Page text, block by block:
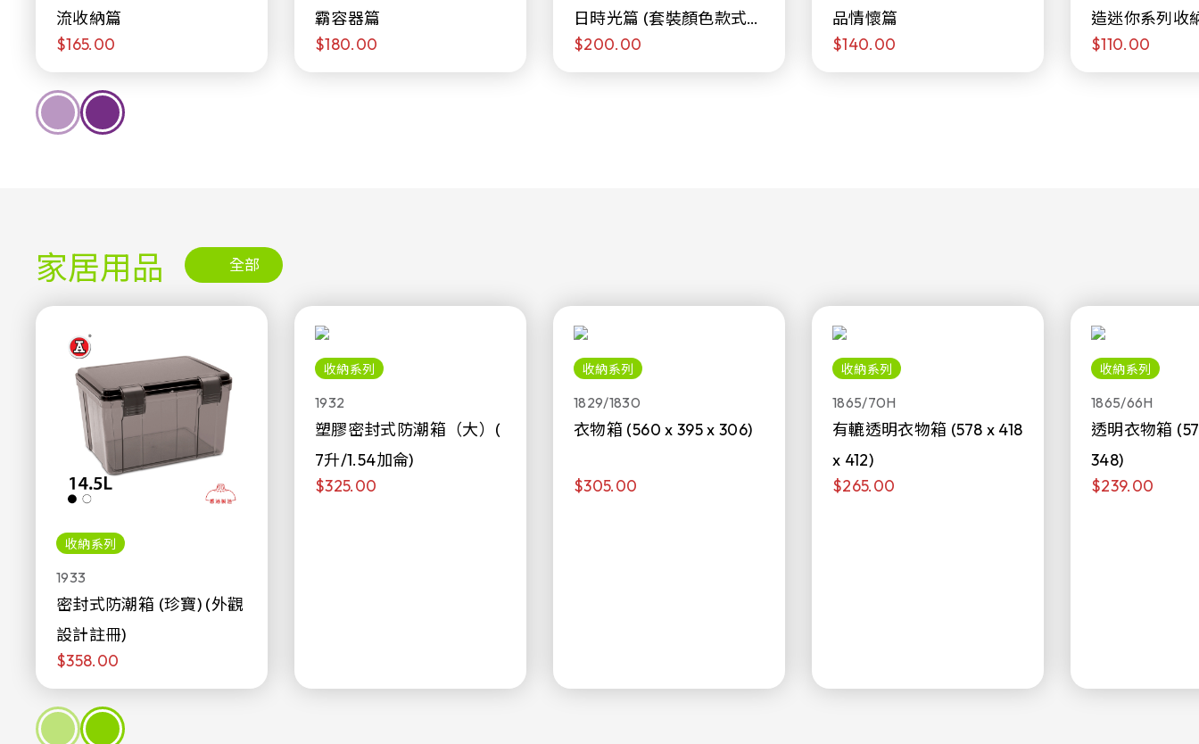
流收納篇
$165.00
霸容器篇
$180.00
日時光篇 (套裝顏色款式隨
機販售)
$200.00
品情懷篇
$140.00
造迷你系列收
日限定發售)
$110.00
家居用品 全部
收納系列
1933
密封式防潮箱 (珍寶) (外觀
設計註冊)
$358.00
收納系列
1932
塑膠密封式防潮箱（大）(
7升/1.54加侖)
$325.00
收納系列
1829/1830
衣物箱 (560 x 395 x 306)
$305.00
收納系列
1865/70H
有轆透明衣物箱 (578 x 418
x 412)
$265.00
收納系列
1865/66H
透明衣物箱
348)
$239.00